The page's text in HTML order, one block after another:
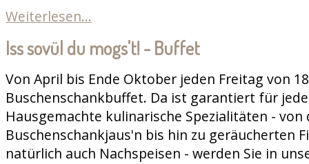
Weiterlesen...
Iss sovül du mogs't! - Buffet
Von April bis Ende Oktober jeden Freitag von
Buschenschankbuffet. Da ist garantiert für
Hausgemachte kulinarische Spezialitäten - von
Buschenschankjaus'n bis hin zu geräucherten
natürlich auch Nachspeisen - werden Sie in